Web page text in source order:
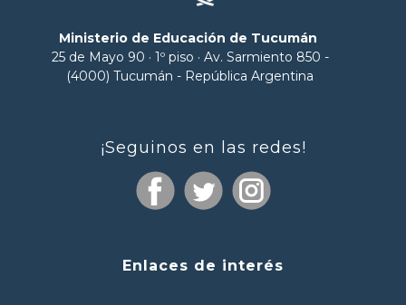
Ministerio de Educación de Tucumán
25 de Mayo 90 · 1º piso · Av. Sarmiento 850 -
(4000) Tucumán - República Argentina
¡Seguinos en las redes!
Enlaces de interés